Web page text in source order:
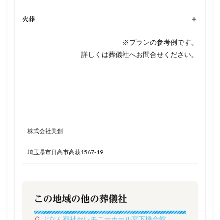
火葬 +
※プランの参考例です。
詳しくは葬儀社へお問合せください。
株式会社美創
埼玉県市日高市高萩1567-19
この地域の他の葬儀社